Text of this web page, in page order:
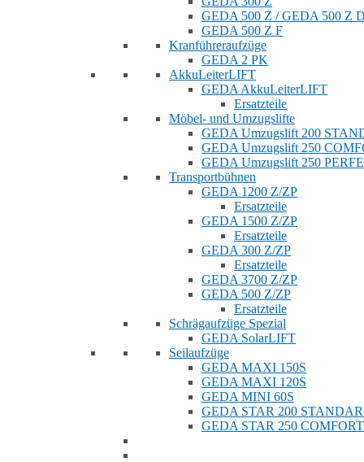
GEDA 500 Z / GEDA 500 Z
GEDA 500 Z F
Kranführeraufzüge
GEDA 2 PK
AkkuLeiterLIFT
GEDA AkkuLeiterLIFT
Ersatzteile
Möbel- und Umzugslifte
GEDA Umzugslift 200
GEDA Umzugslift 250
GEDA Umzugslift 250
Transportbühnen
GEDA 1200 Z/ZP
Ersatzteile
GEDA 1500 Z/ZP
Ersatzteile
GEDA 300 Z/ZP
Ersatzteile
GEDA 3700 Z/ZP
GEDA 500 Z/ZP
Ersatzteile
Schrägaufzüge Spezial
GEDA SolarLIFT
Seilaufzüge
GEDA MAXI 150S
GEDA MAXI 120S
GEDA MINI 60S
GEDA STAR 200
GEDA STAR 250 COMFORT